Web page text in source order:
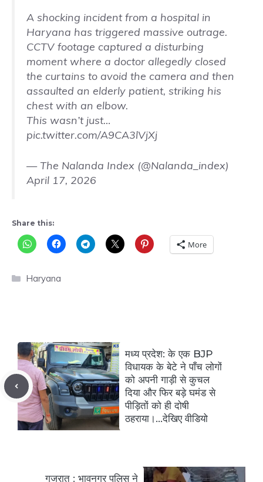
A shocking incident from a hospital in
Haryana has triggered massive outrage.
CCTV footage captured a disturbing
moment where a doctor allegedly closed
the curtains to avoid the camera and then
assaulted an elderly patient, striking his
chest with an elbow.
This wasn’t just…
pic.twitter.com/A9CA3lVjXj
— The Nalanda Index (@Nalanda_index)
April 17, 2026
Share this:
More
Categories
Haryana
मध्य प्रदेश: के एक BJP
विधायक के बेटे ने पाँच लोगों
को अपनी गाड़ी से कुचल
दिया और फिर बड़े घमंड से
पीड़ितों को ही दोषी
ठहराया।…देखिए वीडियो
गुजरात : भावनगर पुलिस ने